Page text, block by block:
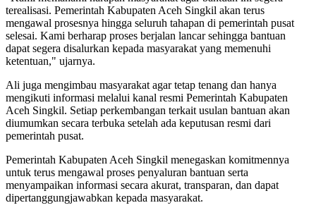
terealisasi. Pemerintah Kabupaten Aceh Singkil akan terus
mengawal prosesnya hingga seluruh tahapan di pemerintah pusat
selesai. Kami berharap proses berjalan lancar sehingga bantuan
dapat segera disalurkan kepada masyarakat yang memenuhi
ketentuan," ujarnya.
Ali juga mengimbau masyarakat agar tetap tenang dan hanya
mengikuti informasi melalui kanal resmi Pemerintah Kabupaten
Aceh Singkil. Setiap perkembangan terkait usulan bantuan akan
diumumkan secara terbuka setelah ada keputusan resmi dari
pemerintah pusat.
Pemerintah Kabupaten Aceh Singkil menegaskan komitmennya
untuk terus mengawal proses penyaluran bantuan serta
menyampaikan informasi secara akurat, transparan, dan dapat
dipertanggungjawabkan kepada masyarakat.